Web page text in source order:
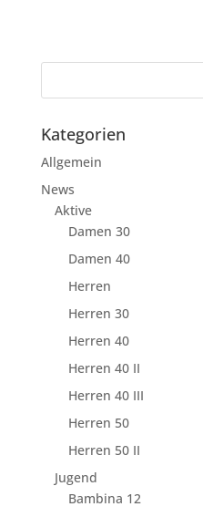
Kategorien
Allgemein
News
Aktive
Damen 30
Damen 40
Herren
Herren 30
Herren 40
Herren 40 II
Herren 40 III
Herren 50
Herren 50 II
Jugend
Bambina 12